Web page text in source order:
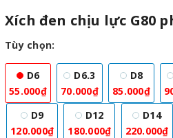
Xích đen chịu lực G80
Tùy chọn:
D6
55.000₫
D6.3
70.000₫
D8
85.000₫
D9
120.000₫
D12
180.000₫
D14
220.000₫